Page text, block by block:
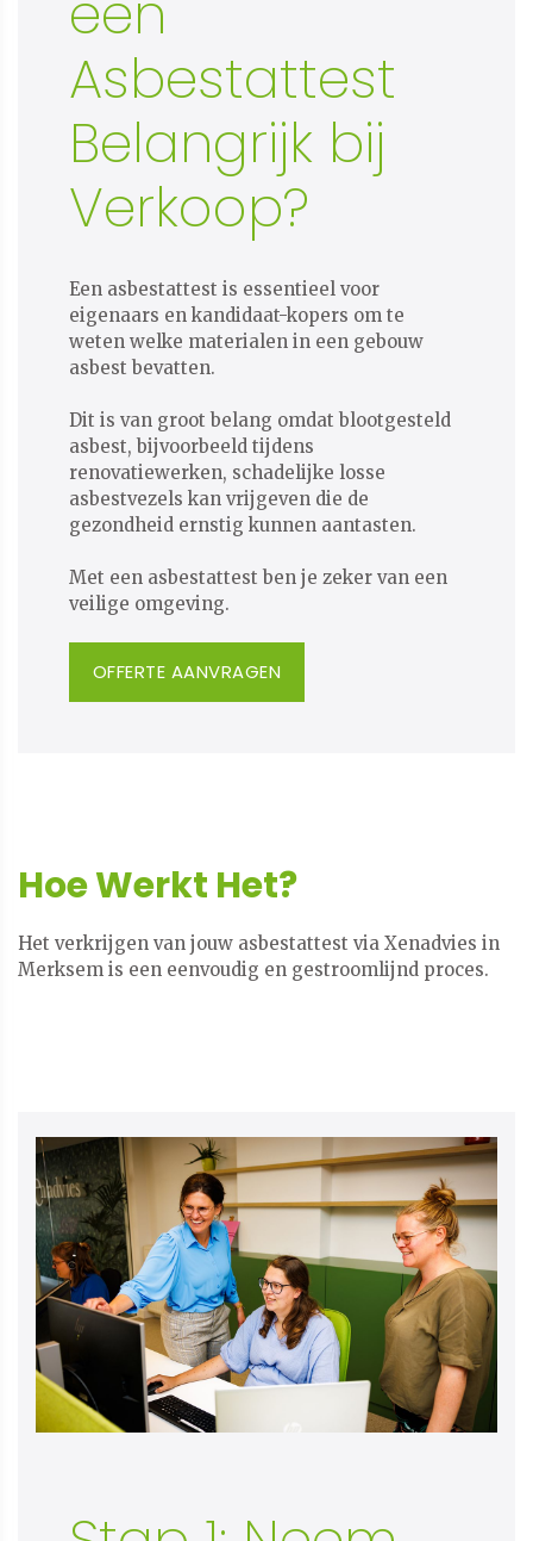
Asbestattest
Belangrijk bij
Verkoop?
Een asbestattest is essentieel voor
eigenaars en kandidaat-kopers om te
weten welke materialen in een gebouw
asbest bevatten.
Dit is van groot belang omdat blootgesteld
asbest, bijvoorbeeld tijdens
renovatiewerken, schadelijke losse
asbestvezels kan vrijgeven die de
gezondheid ernstig kunnen aantasten.
​​​​​​​Met een asbestattest ben je zeker van een
veilige omgeving.
OFFERTE AANVRAGEN
Hoe Werkt Het?
Het verkrijgen van jouw asbestattest via Xenadvies in
Merksem is een eenvoudig en gestroomlijnd proces.